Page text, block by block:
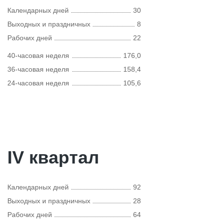
Календарных дней
30
Выходных и праздничных
8
Рабочих дней
22
40-часовая неделя
176,0
36-часовая неделя
158,4
24-часовая неделя
105,6
IV квартал
Календарных дней
92
Выходных и праздничных
28
Рабочих дней
64